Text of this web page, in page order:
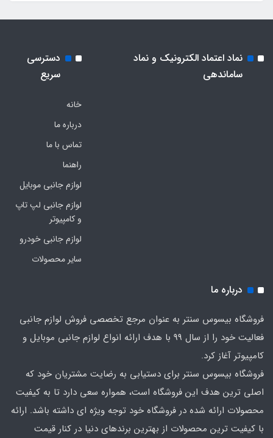
نماد اعتماد الکترونیک و نماد
ساماندهی
دسترسی
سریع
خانه
درباره ما
تماس با ما
راهنما
لوازم جانبی موبایل
لوازم جانبی لپ تاپ
و کامپیوتر
لوازم جانبی خودرو
سایر محصولات
درباره ما
فروشگاه بیسوس سنتر به عنوان مرجع تخصصی فروش لوازم جانبی
فعالیت خود را از سال 99 با هدف ارائه انواع لوازم جانبی موبایل و
کامپیوتر آغاز کرد.
فروشگاه بیسوس سنتر برای دستیابی به رضایت مشتریان خود که
اصلی‌ ترین هدف این فروشگاه است، همواره سعی دارد تا به کیفیت
محصولات ارائه شده در فروشگاه خود توجه ویژه ای داشته باشد. ارائه
با کیفیت‌ ترین محصولات از بهترین برندهای دنیا در کنار قیمت